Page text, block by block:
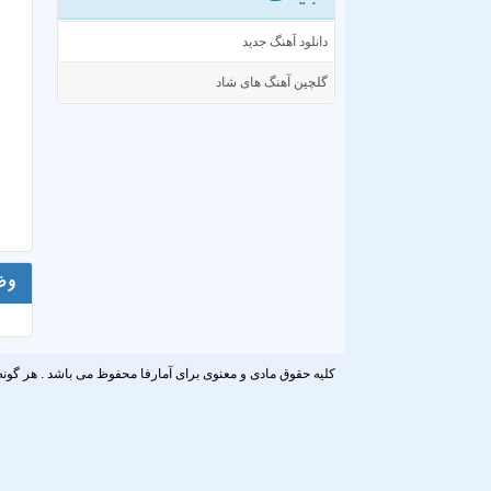
دانلود آهنگ جدید
گلچین آهنگ های شاد
کلیه حقوق مادی و معنوی برای آمارفا محفوظ می باشد . هر